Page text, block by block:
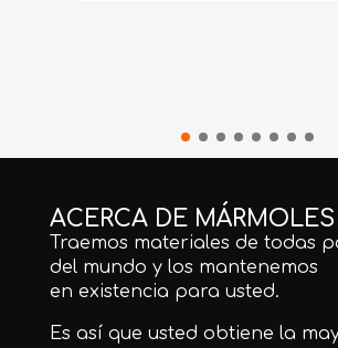
ACERCA DE
Traemos materiales de todas
del mundo y los mantenemos
en existencia para usted.
Es así que usted obtiene la